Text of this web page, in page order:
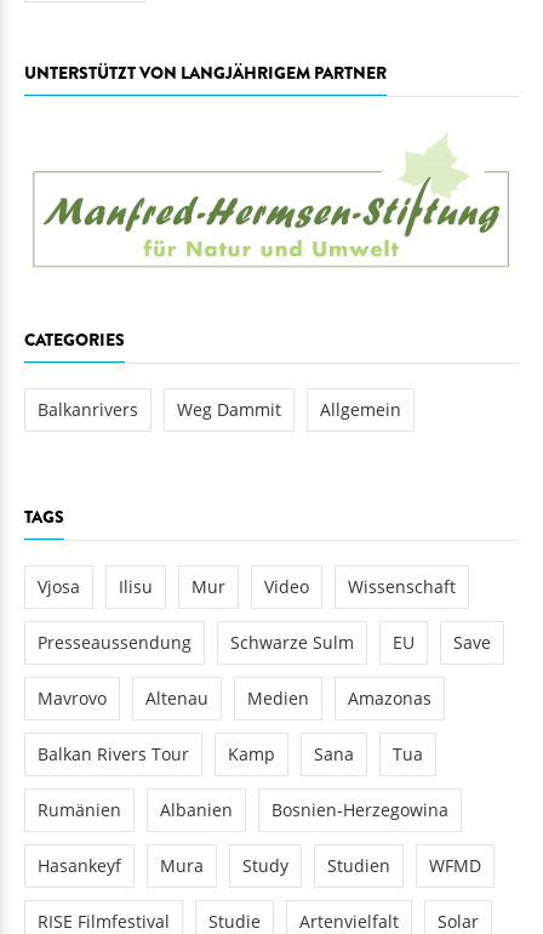
UNTERSTÜTZT VON LANGJÄHRIGEM PARTNER
CATEGORIES
Balkanrivers Weg Dammit Allgemein
TAGS
Vjosa Ilisu Mur Video Wissenschaft
Presseaussendung Schwarze Sulm EU Save
Mavrovo Altenau Medien Amazonas
Balkan Rivers Tour Kamp Sana Tua
Rumänien Albanien Bosnien-Herzegowina
Hasankeyf Mura Study Studien WFMD
RISE Filmfestival Studie Artenvielfalt Solar